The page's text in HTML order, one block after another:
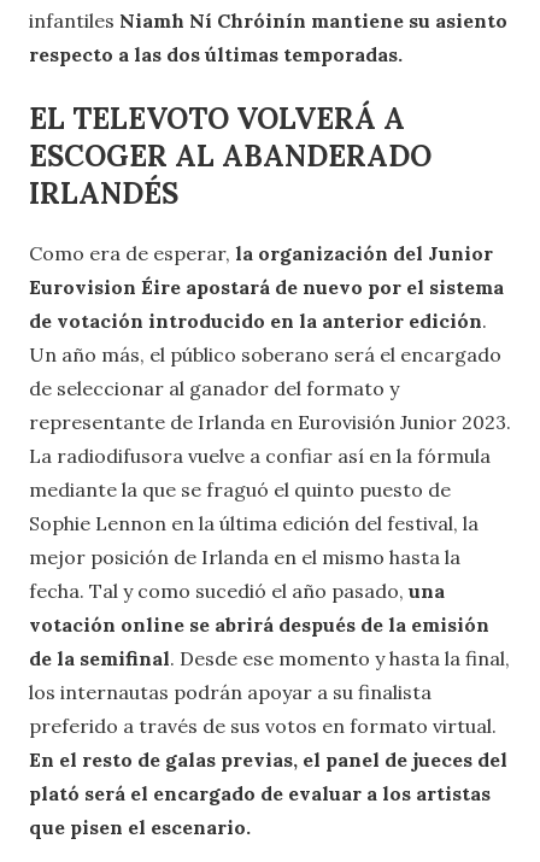
infantiles Niamh Ní Chróinín mantiene su asiento
respecto a las dos últimas temporadas.
EL TELEVOTO VOLVERÁ A
ESCOGER AL ABANDERADO
IRLANDÉS
Como era de esperar, la organización del Junior
Eurovision Éire apostará de nuevo por el sistema
de votación introducido en la anterior edición.
Un año más, el público soberano será el encargado
de seleccionar al ganador del formato y
representante de Irlanda en Eurovisión Junior 2023.
La radiodifusora vuelve a confiar así en la fórmula
mediante la que se fraguó el quinto puesto de
Sophie Lennon en la última edición del festival, la
mejor posición de Irlanda en el mismo hasta la
fecha. Tal y como sucedió el año pasado, una
votación online se abrirá después de la emisión
de la semifinal. Desde ese momento y hasta la final,
los internautas podrán apoyar a su finalista
preferido a través de sus votos en formato virtual.
En el resto de galas previas, el panel de jueces del
plató será el encargado de evaluar a los artistas
que pisen el escenario.